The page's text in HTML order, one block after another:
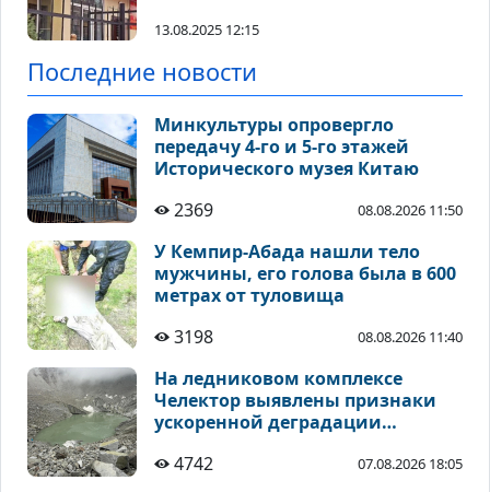
13.08.2025 12:15
Последние новости
Минкультуры опровергло
передачу 4-го и 5-го этажей
Исторического музея Китаю
2369
08.08.2026 11:50
У Кемпир-Абада нашли тело
мужчины, его голова была в 600
метрах от туловища
3198
08.08.2026 11:40
На ледниковом комплексе
Челектор выявлены признаки
ускоренной деградации
4742
07.08.2026 18:05